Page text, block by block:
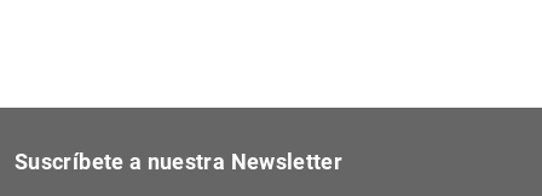
Suscríbete a nuestra Newsletter